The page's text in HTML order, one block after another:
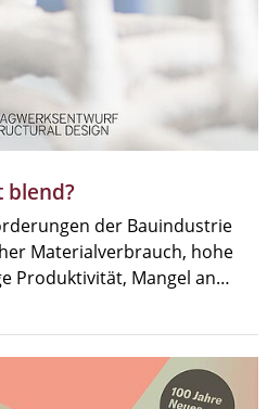
blend?
der Bauindustrie
Materialverbrauch, hohe
Produktivität, Mangel an…